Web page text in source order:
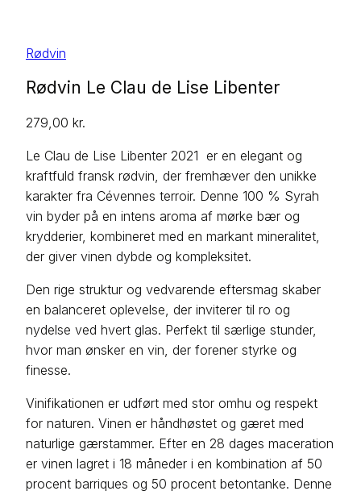
Rødvin
Rødvin Le Clau de Lise Libenter
279,00 kr.
Le Clau de Lise Libenter 2021 er en elegant og
kraftfuld fransk rødvin, der fremhæver den unikke
karakter fra Cévennes terroir. Denne 100 % Syrah
vin byder på en intens aroma af mørke bær og
krydderier, kombineret med en markant mineralitet,
der giver vinen dybde og kompleksitet.
Den rige struktur og vedvarende eftersmag skaber
en balanceret oplevelse, der inviterer til ro og
nydelse ved hvert glas. Perfekt til særlige stunder,
hvor man ønsker en vin, der forener styrke og
finesse.
Vinifikationen er udført med stor omhu og respekt
for naturen. Vinen er håndhøstet og gæret med
naturlige gærstammer. Efter en 28 dages maceration
er vinen lagret i 18 måneder i en kombination af 50
procent barriques og 50 procent betontanke. Denne